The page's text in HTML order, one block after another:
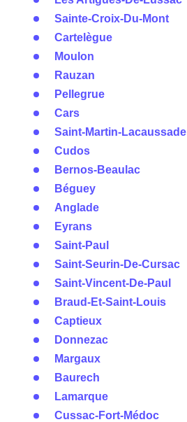
Sainte-Croix-Du-Mont
Cartelègue
Moulon
Rauzan
Pellegrue
Cars
Saint-Martin-Lacaussade
Cudos
Bernos-Beaulac
Béguey
Anglade
Eyrans
Saint-Paul
Saint-Seurin-De-Cursac
Saint-Vincent-De-Paul
Braud-Et-Saint-Louis
Captieux
Donnezac
Margaux
Baurech
Lamarque
Cussac-Fort-Médoc